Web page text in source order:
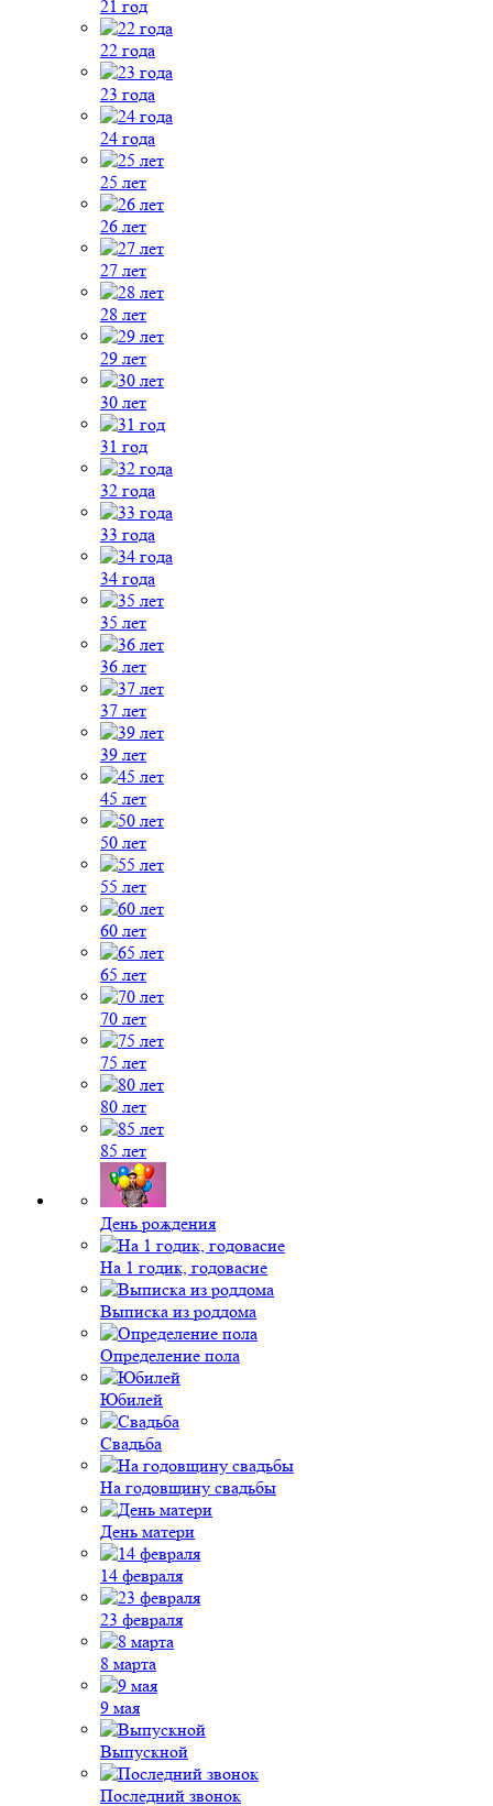
21 год
22 года
23 года
24 года
25 лет
26 лет
27 лет
28 лет
29 лет
30 лет
31 год
32 года
33 года
34 года
35 лет
36 лет
37 лет
39 лет
45 лет
50 лет
55 лет
60 лет
65 лет
70 лет
75 лет
80 лет
85 лет
День рождения
На 1 годик, годовасие
Выписка из роддома
Определение пола
Юбилей
Свадьба
На годовщину свадьбы
День матери
14 февраля
23 февраля
8 марта
9 мая
Выпускной
Последний звонок